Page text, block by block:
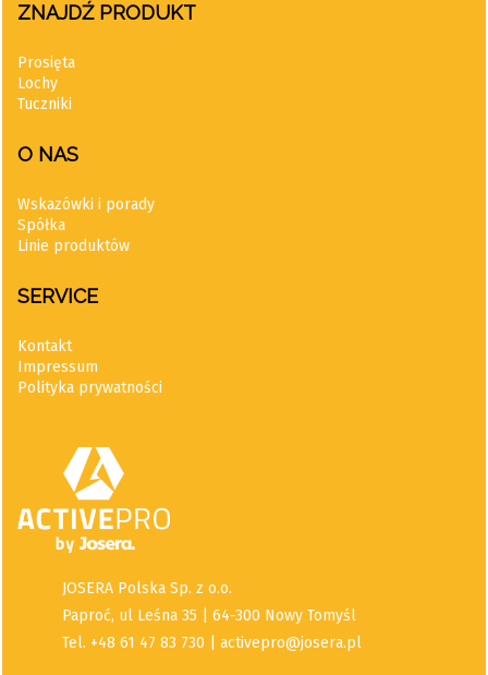
ZNAJDŹ PRODUKT
Prosięta
Lochy
Tuczniki
O NAS
Wskazówki i porady
Spółka
Linie produktów
SERVICE
Kontakt
Impressum
Polityka prywatności
JOSERA Polska Sp. z o.o.
Paproć, ul Leśna 35 | 64-300 Nowy Tomyśl
Tel. +48 61 47 83 730 | activepro@josera.pl